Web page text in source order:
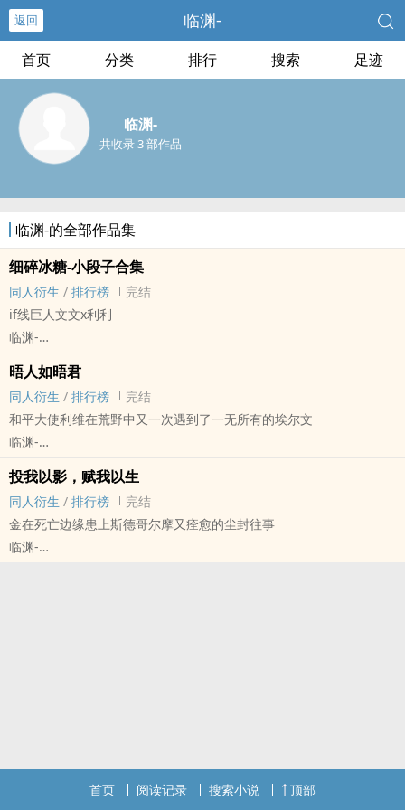
返回 临渊-
首页 分类 排行 搜索 足迹
临渊-
共收录 3 部作品
临渊-的全部作品集
细碎冰糖-小段子合集
同人衍生 / 排行榜
完结
if线巨人文文x利利
临渊-
BL
短篇 - 完结 - 日常
晤人如晤君
同人衍生 / 排行榜
完结
和平大使利维在荒野中又一次遇到了一无所有的埃尔文
临渊-
漫同人
BL - 短篇 - 完结
天与地的浩劫之后，不知名的民谣在口与口之间静谧传唱。
请问……您要去斯卡布罗集市吗？
投我以影，赋我以生
同人衍生 / 排行榜
完结
金在死亡边缘患上斯德哥尔摩又痊愈的尘封往事
临渊-
首页 阅读记录 搜索小说 顶部